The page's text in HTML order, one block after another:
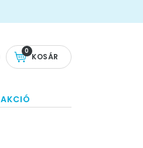
KOSÁR
0
AKCIÓ